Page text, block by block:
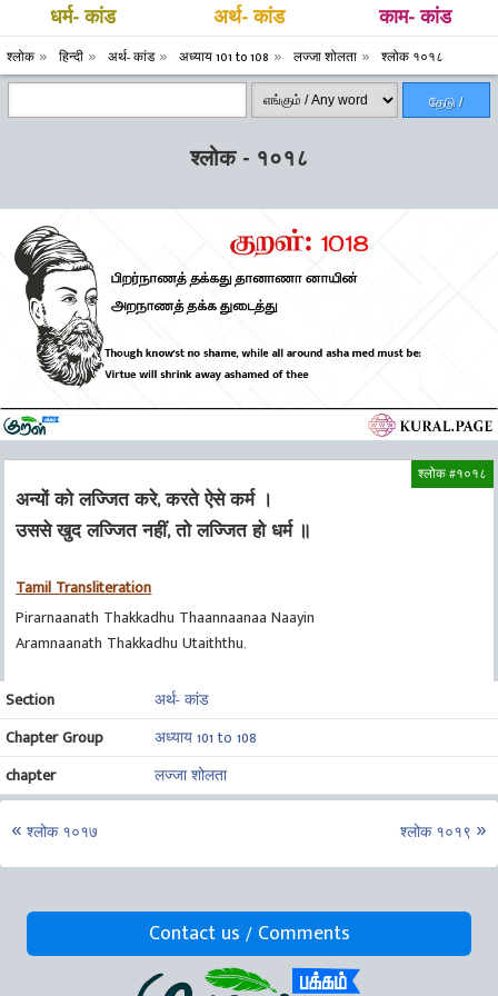
धर्म- कांड अर्थ- कांड काम- कांड
श्लोक हिन्दी अर्थ- कांड अध्याय 101 to 108 लज्जा शोलता श्लोक १०१८
தேடு /
श्लोक - १०१८
श्लोक #१०१८
अन्यों को लज्जित करे, करते ऐसे कर्म ।
उससे खुद लज्जित नहीं, तो लज्जित हो धर्म ॥
Tamil Transliteration
Pirarnaanath Thakkadhu Thaannaanaa Naayin
Aramnaanath Thakkadhu Utaiththu.
Section
अर्थ- कांड
Chapter Group
अध्याय 101 to 108
chapter
लज्जा शोलता
श्लोक १०१७ श्लोक १०१९
Contact us / Comments